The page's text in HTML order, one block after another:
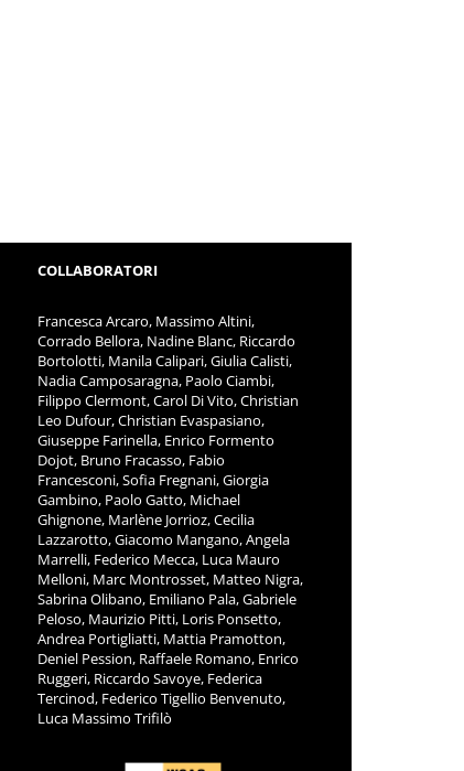
COLLABORATORI
Francesca Arcaro, Massimo Altini,
Corrado Bellora, Nadine Blanc, Riccardo
Bortolotti, Manila Calipari, Giulia Calisti,
Nadia Camposaragna, Paolo Ciambi,
Filippo Clermont, Carol Di Vito, Christian
Leo Dufour, Christian Evaspasiano,
Giuseppe Farinella, Enrico Formento
Dojot, Bruno Fracasso, Fabio
Francesconi, Sofia Fregnani, Giorgia
Gambino, Paolo Gatto, Michael
Ghignone, Marlène Jorrioz, Cecilia
Lazzarotto, Giacomo Mangano, Angela
Marrelli, Federico Mecca, Luca Mauro
Melloni, Marc Montrosset, Matteo Nigra,
Sabrina Olibano, Emiliano Pala, Gabriele
Peloso, Maurizio Pitti, Loris Ponsetto,
Andrea Portigliatti, Mattia Pramotton,
Deniel Pession, Raffaele Romano, Enrico
Ruggeri, Riccardo Savoye, Federica
Tercinod, Federico Tigellio Benvenuto,
Luca Massimo Trifilò